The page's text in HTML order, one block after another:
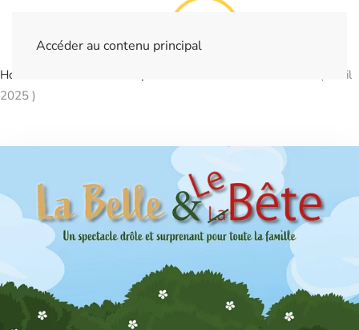
Accéder au contenu principal
Home
La Belle et Le Bête ( Avril
2025 )